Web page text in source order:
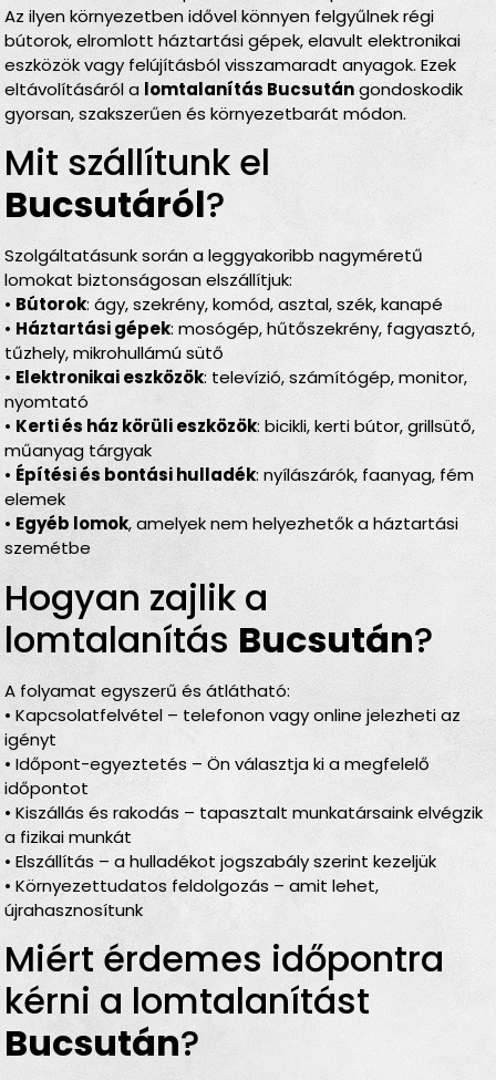
Az ilyen környezetben idővel könnyen felgyűlnek régi
bútorok, elromlott háztartási gépek, elavult elektronikai
eszközök vagy felújításból visszamaradt anyagok. Ezek
eltávolításáról a lomtalanítás Bucsutángondoskodik
gyorsan, szakszerűen és környezetbarát módon.
Mit szállítunk el
Bucsutáról?
Szolgáltatásunk során a leggyakoribb nagyméretű
lomokat biztonságosan elszállítjuk:
• Bútorok: ágy, szekrény, komód, asztal, szék, kanapé
• Háztartási gépek: mosógép, hűtőszekrény, fagyasztó,
tűzhely, mikrohullámú sütő
• Elektronikai eszközök: televízió, számítógép, monitor,
nyomtató
• Kerti és ház körüli eszközök: bicikli, kerti bútor, grillsütő,
műanyag tárgyak
• Építési és bontási hulladék: nyílászárók, faanyag, fém
elemek
• Egyéb lomok, amelyek nem helyezhetők a háztartási
szemétbe
Hogyan zajlik a
lomtalanítás Bucsután?
A folyamat egyszerű és átlátható:
• Kapcsolatfelvétel – telefonon vagy online jelezheti az
igényt
• Időpont-egyeztetés – Ön választja ki a megfelelő
időpontot
• Kiszállás és rakodás – tapasztalt munkatársaink elvégzik
a fizikai munkát
• Elszállítás – a hulladékot jogszabály szerint kezeljük
• Környezettudatos feldolgozás – amit lehet,
újrahasznosítunk
Miért érdemes időpontra
kérni a lomtalanítást
Bucsután?